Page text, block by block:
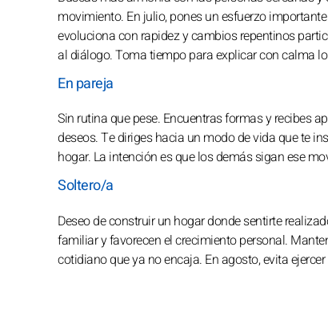
movimiento. En julio, pones un esfuerzo
evoluciona con rapidez y cambios repentinos
al diálogo. Toma tiempo para explicar con calma
En pareja
Sin rutina que pese. Encuentras formas y recibes
deseos. Te diriges hacia un modo de vida que te
hogar. La intención es que los demás sigan ese
Soltero/a
Deseo de construir un hogar donde sentirte
familiar y favorecen el crecimiento personal.
cotidiano que ya no encaja. En agosto, evita